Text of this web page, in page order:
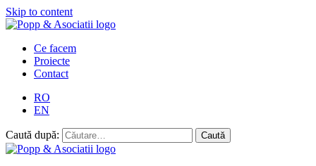
Skip to content
Ce facem
Proiecte
Contact
RO
EN
Caută după: